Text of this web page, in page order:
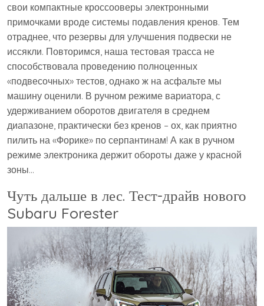
свои компактные кроссооверы электронными
примочками вроде системы подавления кренов. Тем
отраднее, что резервы для улучшения подвески не
иссякли. Повторимся, наша тестовая трасса не
способствовала проведению полноценных
«подвесочных» тестов, однако ж на асфальте мы
машину оценили. В ручном режиме вариатора, с
удерживанием оборотов двигателя в среднем
диапазоне, практически без кренов – ох, как приятно
пилить на «Форике» по серпантинам! А как в ручном
режиме электроника держит обороты даже у красной
зоны…
Чуть дальше в лес. Тест-драйв нового
Subaru Forester